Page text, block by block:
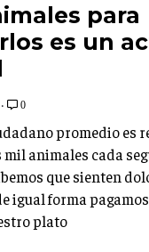
para
es un
• 0
promedio es
mil animales cada
que sienten
igual forma
plato